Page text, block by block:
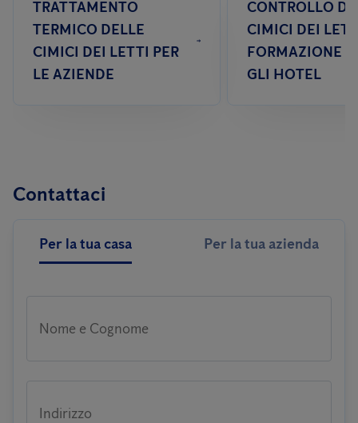
TRATTAMENTO
TERMICO DELLE
CIMICI DEI LETTI PER
LE AZIENDE
CONTROLLO
CIMICI DEI
FORMAZIONE
GLI HOTEL
Contattaci
Per la tua casa Per la tua azienda
Nome e Cognome
Indirizzo